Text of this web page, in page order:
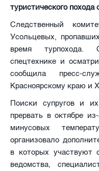
туристического похода
Следственный
Усольцевых,
время турпохода.
спецтехнике и
сообщила
Красноярскому краю и
Поиски супругов и
прервать в октябре
минусовых
организовало
в которых участвуют
ведомства,